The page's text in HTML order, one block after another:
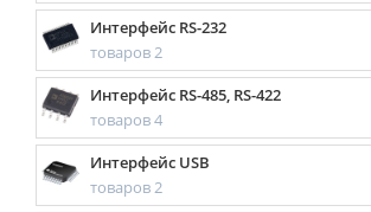
Интерфейс RS-232
товаров 2
Интерфейс RS-485, RS-422
товаров 4
Интерфейс USB
товаров 2